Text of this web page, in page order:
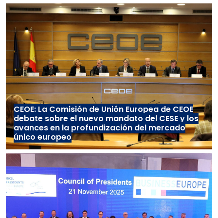
CEOE: La Comisión de Unión Europea de CEOE
debate sobre el nuevo mandato del CESE y los
avances en la profundización del mercado
único europeo